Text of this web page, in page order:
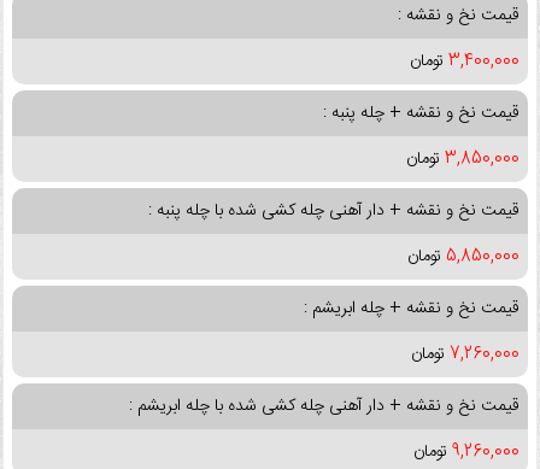
قیمت نخ و نقشه :
3,400,000 تومان
قیمت نخ و نقشه + چله پنبه :
3,850,000 تومان
قیمت نخ و نقشه + دار آهنی چله کشی شده با چله پنبه :
5,850,000 تومان
قیمت نخ و نقشه + چله ابریشم :
7,260,000 تومان
قیمت نخ و نقشه + دار آهنی چله کشی شده با چله ابریشم :
9,260,000 تومان